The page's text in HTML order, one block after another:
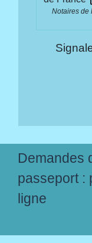
Notaires de
Demandes
passeport :
ligne